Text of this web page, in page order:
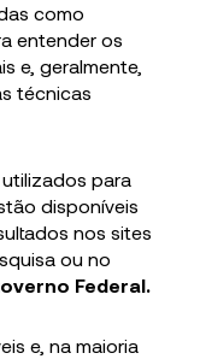
como
entender os
e, geralmente,
técnicas
para
disponíveis
nos sites
ou no
Federal.
e, na maioria